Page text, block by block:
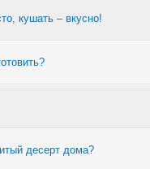
кушать – вкусно!
десерт дома?